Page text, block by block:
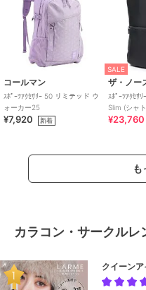
コールマン
ｽﾎﾟｰﾂｱｸｾｻﾘｰ 50 リミテッド ウ
ォーカー25
¥7,920 新着
SALE
ザ・ノー
ｽﾎﾟｰﾂｱｸｾｻ
Slim (シャ
ム)
¥23,760
も
カラコン・サークル
クイーンア